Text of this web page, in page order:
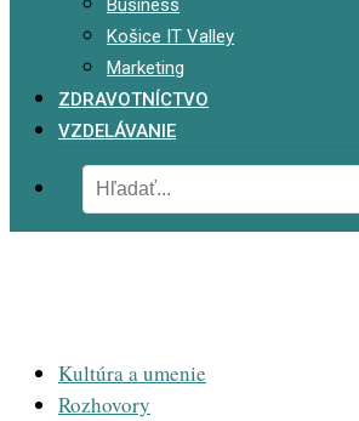
Business
Košice IT Valley
Marketing
ZDRAVOTNÍCTVO
VZDELÁVANIE
Kultúra a umenie
Rozhovory